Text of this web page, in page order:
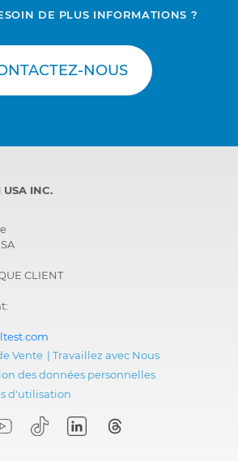
DE PLUS INFORMATIONS ?
NOUS
USA INC.
CLIENT
Vente | Travaillez avec Nous
des données personnelles
d'utilisation